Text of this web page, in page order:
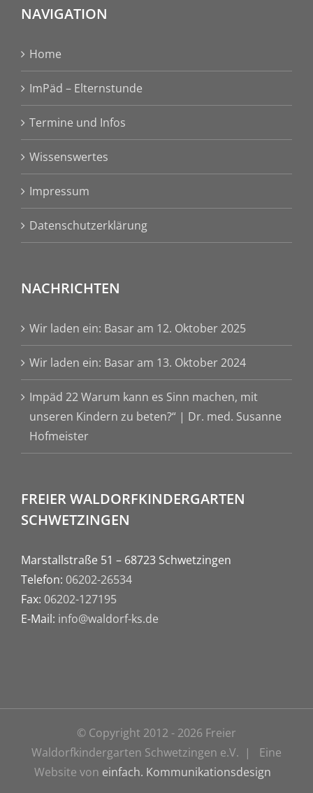
NAVIGATION
Home
ImPäd – Elternstunde
Termine und Infos
Wissenswertes
Impressum
Datenschutzerklärung
NACHRICHTEN
Wir laden ein: Basar am 12. Oktober 2025
Wir laden ein: Basar am 13. Oktober 2024
Impäd 22 Warum kann es Sinn machen, mit
unseren Kindern zu beten?“ | Dr. med. Susanne
Hofmeister
FREIER WALDORFKINDERGARTEN
SCHWETZINGEN
Marstallstraße 51 – 68723 Schwetzingen
Telefon: 06202-26534
Fax: 06202-127195
E-Mail: info@waldorf-ks.de
© Copyright 2012 - 2026 Freier
Waldorfkindergarten Schwetzingen e.V. | Eine
Website von einfach. Kommunikationsdesign